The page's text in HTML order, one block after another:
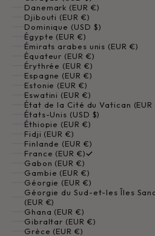
Danemark (EUR €)
Djibouti (EUR €)
Dominique (USD $)
Égypte (EUR €)
Émirats arabes unis (EUR €)
Équateur (EUR €)
Érythrée (EUR €)
Espagne (EUR €)
Estonie (EUR €)
Eswatini (EUR €)
État de la Cité du Vatican (EUR
États-Unis (USD $)
Éthiopie (EUR €)
Fidji (EUR €)
Finlande (EUR €)
France (EUR €)
Gabon (EUR €)
Gambie (EUR €)
Géorgie (EUR €)
Géorgie du Sud-et-les Îles
(EUR €)
Ghana (EUR €)
Gibraltar (EUR €)
Grèce (EUR €)